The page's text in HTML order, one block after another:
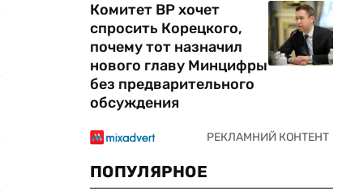
Комитет ВР хочет
спросить Корецкого,
почему тот назначил
нового главу Минцифры
без предварительного
обсуждения
ПОПУЛЯРНОЕ